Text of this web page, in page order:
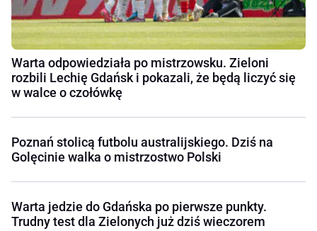
Warta odpowiedziała po mistrzowsku. Zieloni
rozbili Lechię Gdańsk i pokazali, że będą liczyć się
w walce o czołówkę
Poznań stolicą futbolu australijskiego. Dziś na
Golęcinie walka o mistrzostwo Polski
Warta jedzie do Gdańska po pierwsze punkty.
Trudny test dla Zielonych już dziś wieczorem